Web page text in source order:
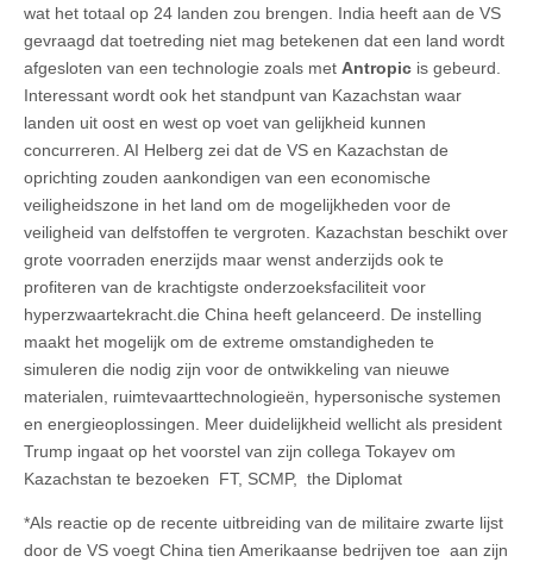
wat het totaal op 24 landen zou brengen. India heeft aan de VS
gevraagd dat toetreding niet mag betekenen dat een land wordt
afgesloten van een technologie zoals met Antropic is gebeurd.
Interessant wordt ook het standpunt van Kazachstan waar
landen uit oost en west op voet van gelijkheid kunnen
concurreren. AI Helberg zei dat de VS en Kazachstan de
oprichting zouden aankondigen van een economische
veiligheidszone in het land om de mogelijkheden voor de
veiligheid van delfstoffen te vergroten. Kazachstan beschikt over
grote voorraden enerzijds maar wenst anderzijds ook te
profiteren van de krachtigste onderzoeksfaciliteit voor
hyperzwaartekracht.die China heeft gelanceerd. De instelling
maakt het mogelijk om de extreme omstandigheden te
simuleren die nodig zijn voor de ontwikkeling van nieuwe
materialen, ruimtevaarttechnologieën, hypersonische systemen
en energieoplossingen. Meer duidelijkheid wellicht als president
Trump ingaat op het voorstel van zijn collega Tokayev om
Kazachstan te bezoeken FT, SCMP, the Diplomat
*Als reactie op de recente uitbreiding van de militaire zwarte lijst
door de VS voegt China tien Amerikaanse bedrijven toe aan zijn